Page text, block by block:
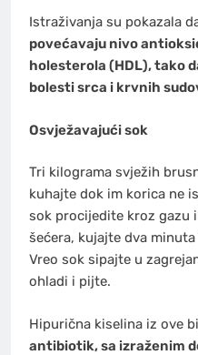
Istraživanja su pokazala
povećavaju nivo
holesterola (HDL), tako
bolesti srca i krvnih
Osvježavajući sok
Tri kilograma svježih
kuhajte dok im korica ne
sok procijedite kroz gazu
šećera, kujajte dva
Vreo sok sipajte u
ohladi i pijte.
Hipurična kiselina iz ove
antibiotik, sa izraženim